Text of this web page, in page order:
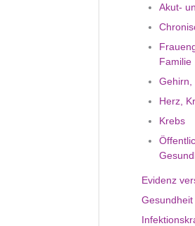
Akut-
Familie
Gehirn,
Herz,
Krebs
Evidenz